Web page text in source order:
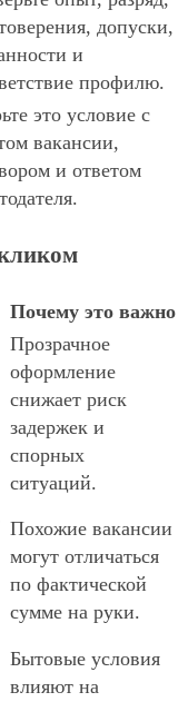
допуски,
и
профилю.
это условие с
вакансии,
и ответом
Почему это важно
Прозрачное
оформление
снижает риск
задержек и
спорных
ситуаций.
Похожие вакансии
могут отличаться
по фактической
сумме на руки.
Бытовые условия
влияют на